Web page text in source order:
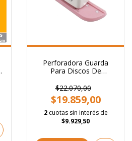
Perforadora Guarda
Para Discos De
$22.070,00
$19.859,00
2 cuotas sin interés de
$9.929,50